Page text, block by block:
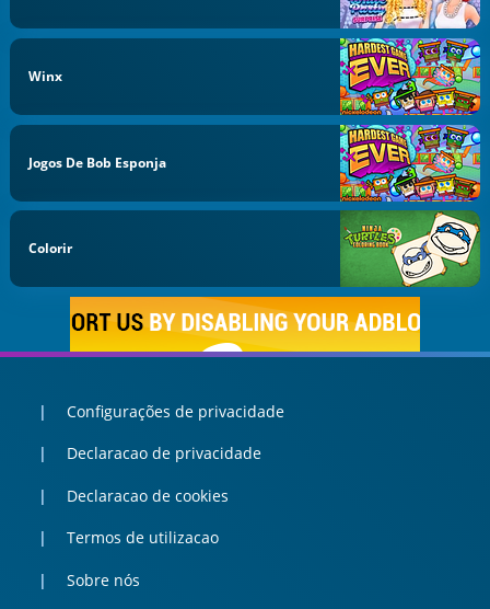
Winx
Jogos De Bob Esponja
Colorir
Configurações de privacidade
Declaracao de privacidade
Declaracao de cookies
Termos de utilizacao
Sobre nós